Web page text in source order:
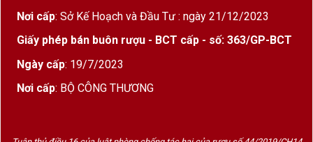
Nơi cấp: Sở Kế Hoạch và Đầu Tư : ngày 21/12/2023
Giấy phép bán buôn rượu - BCT cấp - số: 363/GP-BCT
Ngày cấp: 19/7/2023
Nơi cấp: BỘ CÔNG THƯƠNG